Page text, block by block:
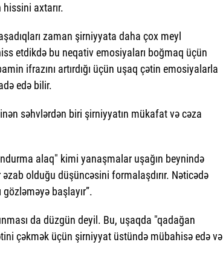
axtarır.
zaman şirniyyata daha çox meyl
etdikdə bu neqativ emosiyaları boğmaq üçün
ifrazını artırdığı üçün uşaq çətin emosiyalarla
edə bilir.
səhvlərdən biri şirniyyatın mükafat və cəza
alaq" kimi yanaşmalar uşağın beynində
olduğu düşüncəsini formalaşdırır. Nəticədə
başlayır”.
da düzgün deyil. Bu, uşaqda "qadağan
çəkmək üçün şirniyyat üstündə mübahisə edə və